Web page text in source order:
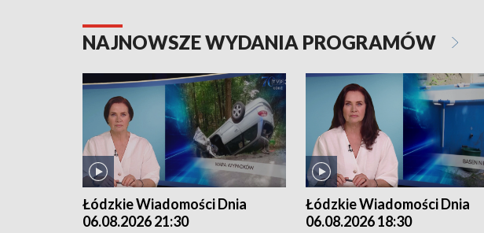
NAJNOWSZE WYDANIA PROGRAMÓW
Łódzkie Wiadomości Dnia
06.08.2026 21:30
Łódzkie Wiadomości Dnia
06.08.2026 18:30